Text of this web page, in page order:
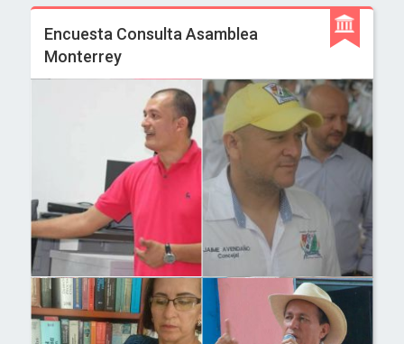
Encuesta Consulta Asamblea
Monterrey